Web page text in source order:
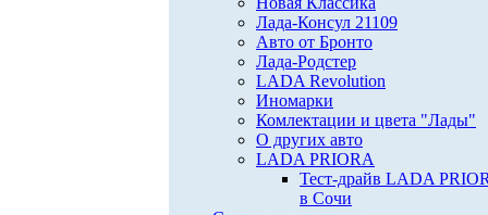
Лада-Консул 21109
Авто от Бронто
Лада-Родстер
LADA Revolution
Иномарки
Комлектации и цвета "Лады"
О других авто
LADA PRIORA
Тест-драйв LADA
в Сочи